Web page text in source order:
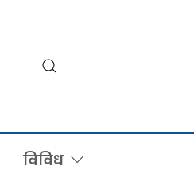
विविध